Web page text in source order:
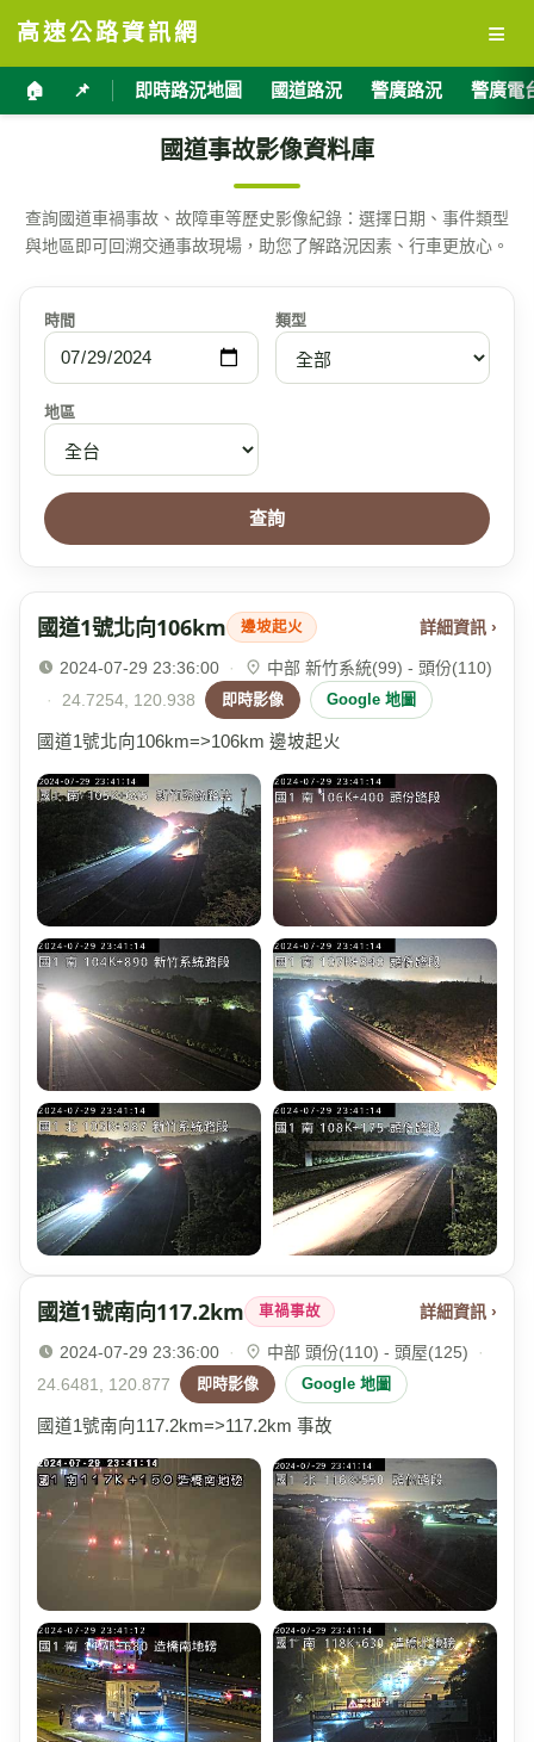
高速公路資訊網 ≡
🏠 📌 即時路況地圖 國道路況 警廣路況 警廣電
國道事故影像資料庫
查詢國道車禍事故、故障車等歷史影像紀錄：選擇日期、事件類型
與地區即可回溯交通事故現場，助您了解路況因素、行車更放心。
時間 類型
地區
查詢
國道1號北向106km 邊坡起火 詳細資訊 ›
2024-07-29 23:36:00 ·
中部 新竹系統(99) - 頭份(110)
·
24.7254, 120.938 即時影像 Google 地圖
國道1號北向106km=>106km 邊坡起火
國道1號南向117.2km 車禍事故 詳細資訊 ›
2024-07-29 23:36:00 · 中部 頭份(110) - 頭屋(125)
·
24.6481, 120.877
即時影像 Google 地圖
國道1號南向117.2km=>117.2km 事故